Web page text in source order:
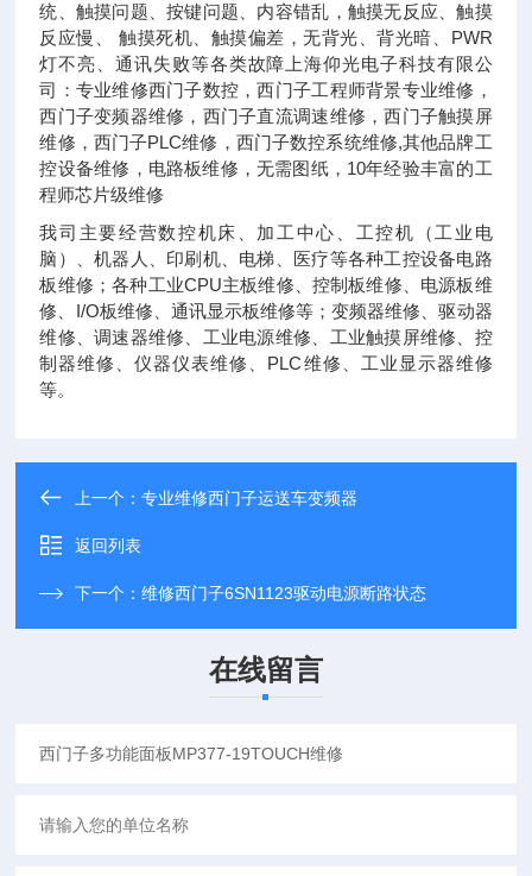
统、触摸问题、按键问题、内容错乱，触摸无反应、触摸
反应慢、 触摸死机、触摸偏差，无背光、背光暗、PWR
灯不亮、通讯失败等各类故障上海仰光电子科技有限公
司：专业维修西门子数控，西门子工程师背景专业维修，
西门子变频器维修，西门子直流调速维修，西门子触摸屏
维修，西门子PLC维修，西门子数控系统维修,其他品牌工
控设备维修，电路板维修，无需图纸，10年经验丰富的工
程师芯片级维修
我司主要经营数控机床、加工中心、工控机（工业电
脑）、机器人、印刷机、电梯、医疗等各种工控设备电路
板维修；各种工业CPU主板维修、控制板维修、电源板维
修、I/O板维修、通讯显示板维修等；变频器维修、驱动器
维修、调速器维修、工业电源维修、工业触摸屏维修、控
制器维修、仪器仪表维修、PLC维修、工业显示器维修
等。
上一个：专业维修西门子运送车变频器
返回列表
下一个：维修西门子6SN1123驱动电源断路状态
在线留言